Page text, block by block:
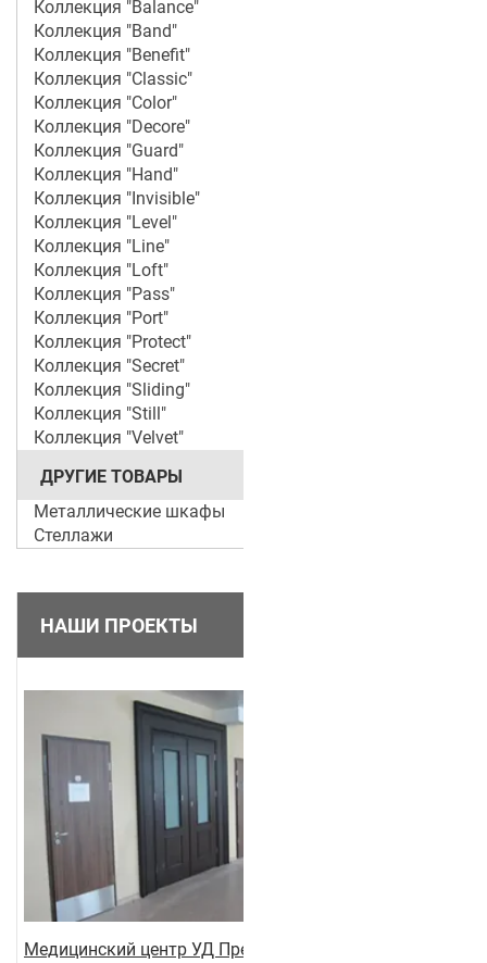
Коллекция "Balance"
Коллекция "Band"
Коллекция "Benefit"
Коллекция "Classic"
Коллекция "Color"
Коллекция "Decore"
Коллекция "Guard"
Коллекция "Hand"
Коллекция "Invisible"
Коллекция "Level"
Коллекция "Line"
Коллекция "Loft"
Коллекция "Pass"
Коллекция "Port"
Коллекция "Protect"
Коллекция "Secret"
Коллекция "Sliding"
Коллекция "Still"
Коллекция "Velvet"
ДРУГИЕ ТОВАРЫ
Металлические шкафы
Стеллажи
НАШИ ПРОЕКТЫ
Медицинский центр УД Президента